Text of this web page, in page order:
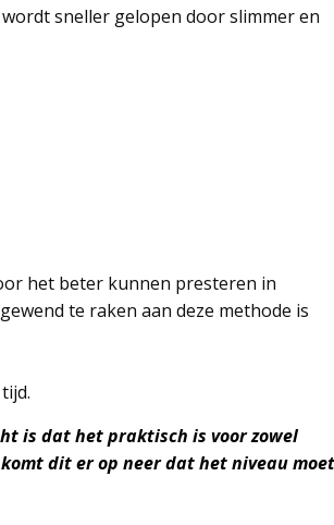
sneller gelopen door slimmer en
het beter kunnen presteren in
te raken aan deze methode is
is dat het praktisch is voor zowel
dit er op neer dat het niveau moet